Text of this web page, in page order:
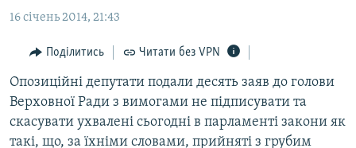
основної
Перейти
пошуку
БЛОГИ
ПОГЛЯД
ІНТЕРВ'Ю
ВСЕ ЗА ДЕНЬ
СПЕЦПРОЕКТИ
16 січень 2014, 21:43
Поділитись Читати без VPN
Опозиційні депутати подали десять заяв до голови
Верховної Ради з вимогами не підписувати та
скасувати ухвалені сьогодні в парламенті закони як
такі, що, за їхніми словами, прийняті з грубим